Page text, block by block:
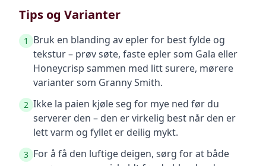
Tips og Varianter
1
Bruk en blanding av epler for best fylde og
tekstur – prøv søte, faste epler som Gala eller
Honeycrisp sammen med litt surere, mørere
varianter som Granny Smith.
2 Ikke la paien kjøle seg for mye ned før du
serverer den – den er virkelig best når den er
lett varm og fyllet er deilig mykt.
3 For å få den luftige deigen, sørg for at både